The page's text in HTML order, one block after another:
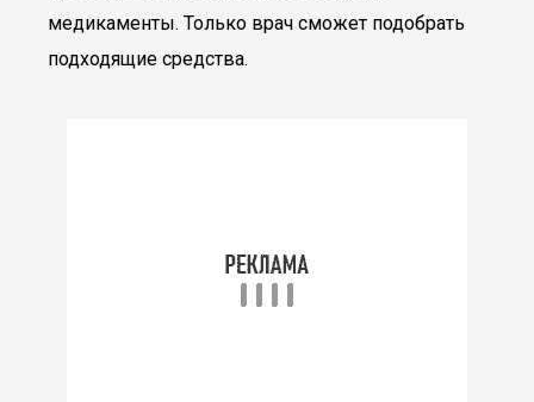
медикаменты. Только врач сможет подобрать
подходящие средства.